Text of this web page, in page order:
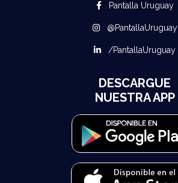
Pantalla Uruguay
@PantallaUruguay
/PantallaUruguay
DESCARGUE
NUESTRA APP